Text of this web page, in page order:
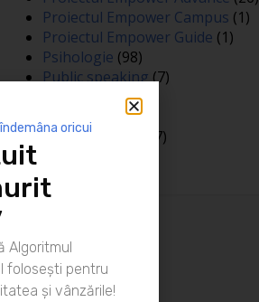
Proiectul Empower Campus (1)
Proiectul Empower Guide (1)
Psihologie (98)
Public speaking(7)
(81)
Spiritualitate
(127)
oricui
Algoritmul
folosești pentru
și vânzările!